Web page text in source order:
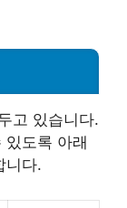
고 있습니다.
도록 아래
니다.